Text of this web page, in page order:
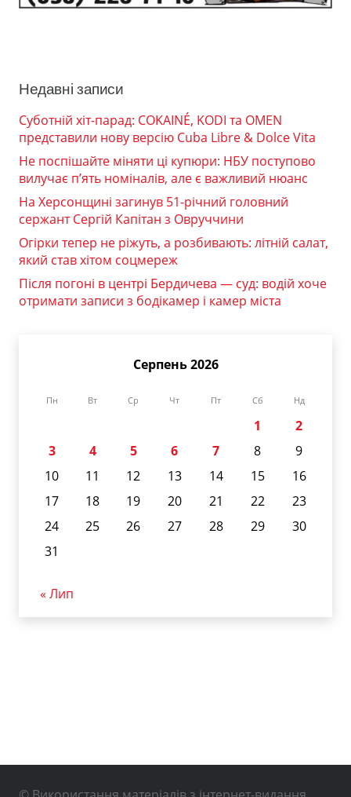
Недавні записи
Суботній хіт-парад: COKAINÉ, KODI та OMEN
представили нову версію Cuba Libre & Dolce Vita
Не поспішайте міняти ці купюри: НБУ поступово
вилучає п’ять номіналів, але є важливий нюанс
На Херсонщині загинув 51-річний головний
сержант Сергій Капітан з Овруччини
Огірки тепер не ріжуть, а розбивають: літній салат,
який став хітом соцмереж
Після погоні в центрі Бердичева — суд: водій хоче
отримати записи з бодікамер і камер міста
Серпень 2026
Пн Вт Ср Чт Пт Сб Нд
1
2
3
4 5 6 7 8
9
10
11 12 13 14 15
16
17
18 19 20 21 22
23
24
25 26 27 28 29
30
31
« Лип